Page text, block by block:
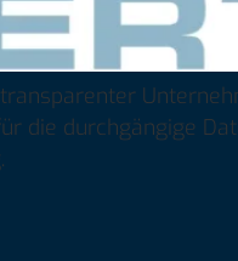
die durchgängige